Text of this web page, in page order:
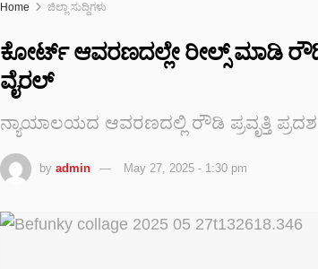
Home ಜಿಲ್ಲಾ ಸುದ್ದಿಗಳು
ಕೋರ್ಟ್ ಆವರಣದಲ್ಲೇ ರೀಲ್ಸ್
ವೈರಲ್
ನ್ಯಾಯಾಲಯದ ಆವರಣದಲ್ಲಿ ರೌಡಿ ಪ್ರವೃತ್ತಿ
by admin May 27, 2025 - 1:30 pm